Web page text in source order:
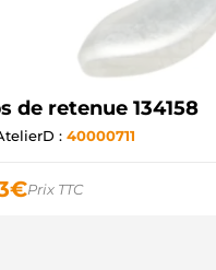
de retenue 134158
: 40000711
€Prix TTC